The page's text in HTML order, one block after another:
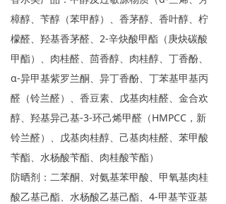
樟醇、苄醇（苯甲醇）、香茅醇、香叶醇、柠
檬醛、羟基香茅醛、2-辛炔酸甲酯（庚炔碳酸
甲酯）、肉桂醛、茴香醇、肉桂醇、丁香酚、
α-异甲基紫罗兰酮、异丁香酚、丁苯基甲基丙
醛（铃兰醛）、香豆素、戊基肉桂醛、金合欢
醇、羟基异己基-3-环己烯甲醛（HMPCC，新
铃兰醛）、戊基肉桂醇、己基肉桂醛、苯甲酸
苄酯、水杨酸苄酯、肉桂酸苄酯）
防晒剂：二苯酮、对氨基苯甲酸、甲氧基肉桂
酸乙基己酯、水杨酸乙基己酯、4-甲基苄亚基